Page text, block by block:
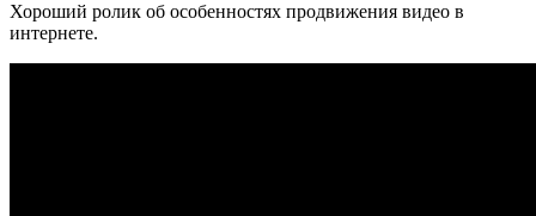
Хороший ролик об особенностях продвижения видео в
интернете.